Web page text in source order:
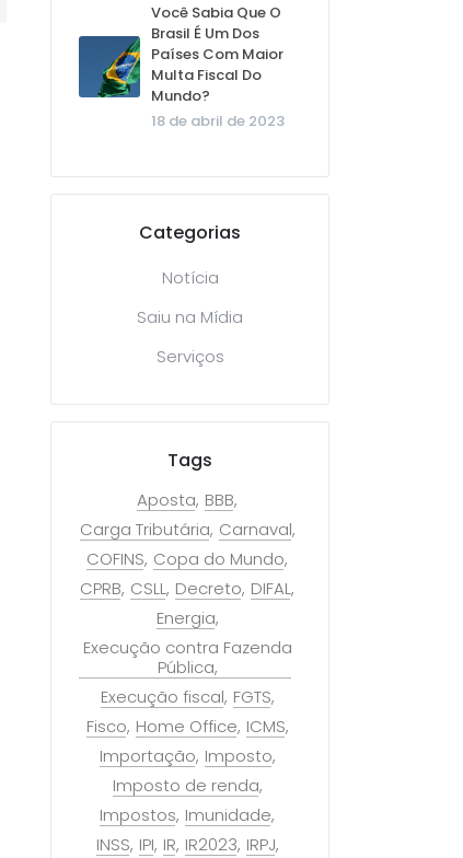
Você Sabia Que O
Brasil É Um Dos
Países Com Maior
Multa Fiscal Do
Mundo?
18 de abril de 2023
Categorias
Notícia
Saiu na Mídia
Serviços
Tags
Aposta BBB
Carga Tributária Carnaval
COFINS Copa do Mundo
CPRB CSLL Decreto DIFAL
Energia
Execução contra Fazenda
Pública
Execução fiscal FGTS
Fisco Home Office ICMS
Importação Imposto
Imposto de renda
Impostos Imunidade
INSS IPI IR IR2023 IRPJ